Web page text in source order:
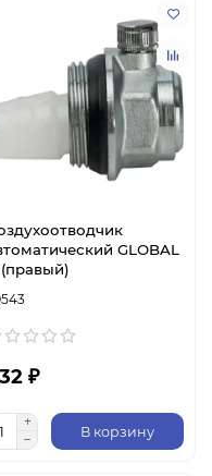
GLOBAL
(правый)
₽
В корзину